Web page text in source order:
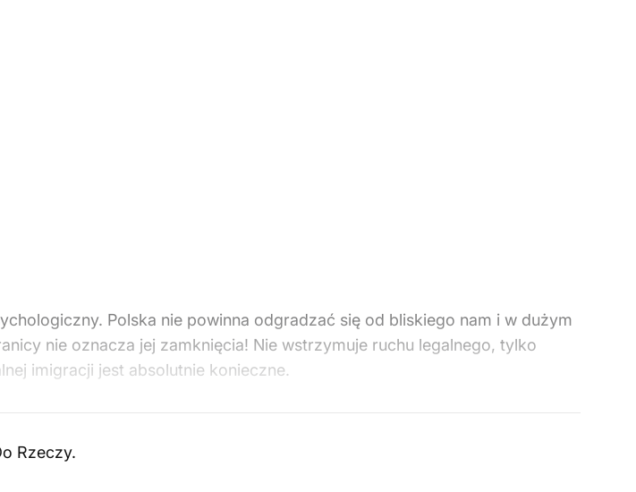
Polska nie powinna odgradzać się od bliskiego nam i w dużym
nie oznacza jej zamknięcia! Nie wstrzymuje ruchu legalnego, tylko
imigracji jest absolutnie konieczne.
Rzeczy.